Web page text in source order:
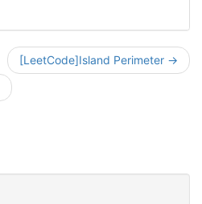
[LeetCode]Island Perimeter →